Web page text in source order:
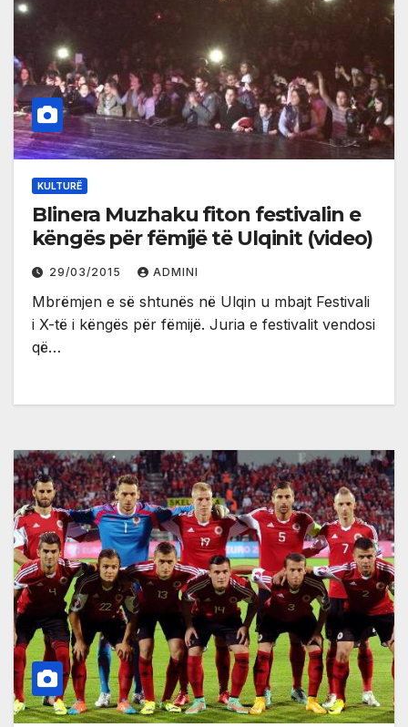
KULTURË
Blinera Muzhaku fiton festivalin e
këngës për fëmijë të Ulqinit (video)
29/03/2015 ADMINI
Mbrëmjen e së shtunës në Ulqin u mbajt Festivali
i X-të i këngës për fëmijë. Juria e festivalit vendosi
që…